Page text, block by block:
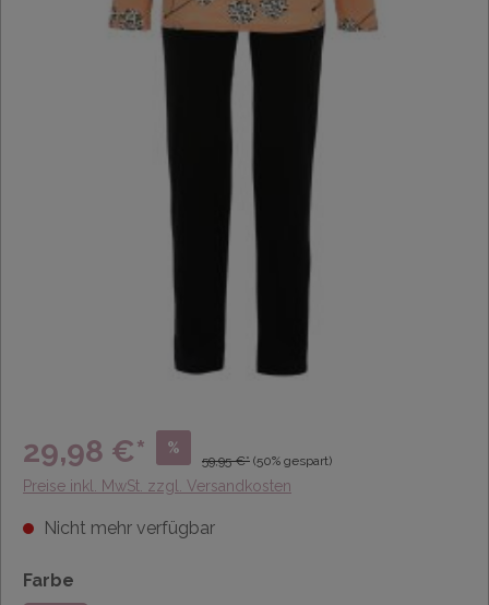
29,98 €* %
59,95 €* (50% gespart)
Preise inkl. MwSt. zzgl. Versandkosten
Nicht mehr verfügbar
Farbe